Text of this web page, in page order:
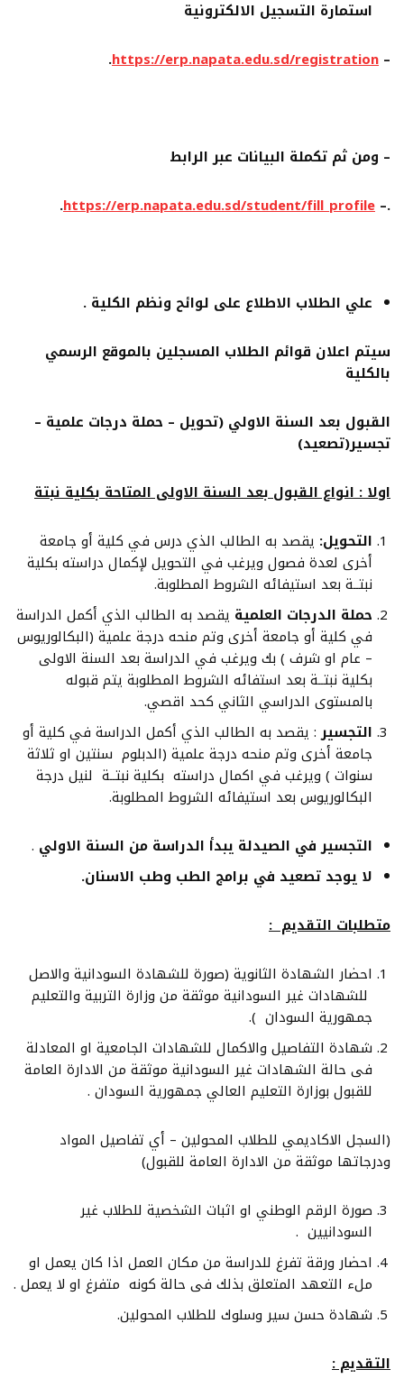
استمارة التسجيل الالكترونية
–
https://erp.napata.edu.sd/registration
.
– ومن ثم تكملة البيانات عبر الرابط
.
–
https://erp.napata.edu.sd/student/fill_profile
.
علي الطلاب الاطلاع على لوائح ونظم الكلية .
سيتم اعلان قوائم الطلاب المسجلين بالموقع الرسمي
بالكلية
القبول بعد السنة الاولي (تحويل – حملة درجات علمية –
تجسير(تصعيد)
اولا : انواع القبول بعد السنة الاولى المتاحة بكلية نبتة
التحويل: يقصد به الطالب الذي درس في كلية أو جامعة
أخرى لعدة فصول ويرغب في التحويل لإكمال دراسته بكلية
نبتــة بعد استيفائه الشروط المطلوبة.
حملة الدرجات العلمية يقصد به الطالب الذي أكمل الدراسة
في كلية أو جامعة أخرى وتم منحه درجة علمية (البكالوريوس
– عام او شرف ) بك ويرغب في الدراسة بعد السنة الاولى
بكلية نبتــة بعد استفائه الشروط المطلوبة يتم قبوله
بالمستوى الدراسي الثاني كحد اقصي.
التجسير : يقصد به الطالب الذي أكمل الدراسة في كلية أو
جامعة أخرى وتم منحه درجة علمية (الدبلوم سنتين او ثلاثة
سنوات ) ويرغب في اكمال دراسته بكلية نبتــة لنيل درجة
البكالوريوس بعد استيفائه الشروط المطلوبة.
التجسير في الصيدلة يبدأ الدراسة من السنة الاولي .
لا يوجد تصعيد في برامج الطب وطب الاسنان.
متطلبات التقديم :
احضار الشهادة الثانوية (صورة للشهادة السودانية والاصل
للشهادات غير السودانية موثقة من وزارة التربية والتعليم
جمهورية السودان ).
شهادة التفاصيل والاكمال للشهادات الجامعية او المعادلة
فى حالة الشهادات غير السودانية موثقة من الادارة العامة
للقبول بوزارة التعليم العالي جمهورية السودان .
(السجل الاكاديمي للطلاب المحولين – أي تفاصيل المواد
ودرجاتها موثقة من الادارة العامة للقبول)
صورة الرقم الوطني او اثبات الشخصية للطلاب غير
السودانيين .
احضار ورقة تفرغ للدراسة من مكان العمل اذا كان يعمل او
ملء التعهد المتعلق بذلك فى حالة كونه متفرغ او لا يعمل .
شهادة حسن سير وسلوك للطلاب المحولين.
التقديم :